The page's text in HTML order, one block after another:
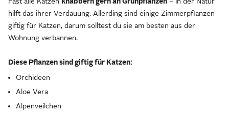
hilft das ihrer Verdauung. Allerding sind einige Zimmerpflanzen
giftig für Katzen, darum solltest du sie am besten aus der
Wohnung verbannen.
Diese Pflanzen sind giftig für Katzen:
Orchideen
Aloe Vera
Alpenveilchen